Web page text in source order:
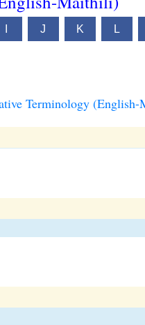
J K L
Terminology